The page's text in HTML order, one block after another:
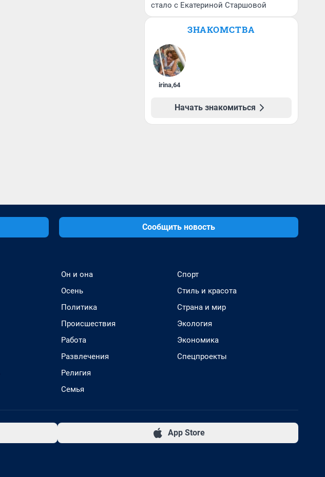
стало с Екатериной Старшовой
ЗНАКОМСТВА
irina,64
Начать знакомиться
Сообщить новость
Он и она
Осень
Политика
Происшествия
Работа
Развлечения
Религия
Семья
Спорт
Стиль и красота
Страна и мир
Экология
Экономика
Спецпроекты
App Store